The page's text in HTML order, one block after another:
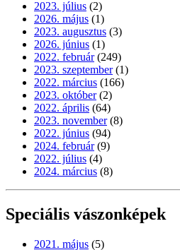
2023. július (2)
2026. május (1)
2023. augusztus (3)
2026. június (1)
2022. február (249)
2023. szeptember (1)
2022. március (166)
2023. október (2)
2022. április (64)
2023. november (8)
2022. június (94)
2024. február (9)
2022. július (4)
2024. március (8)
Speciális vászonképek
2021. május (5)